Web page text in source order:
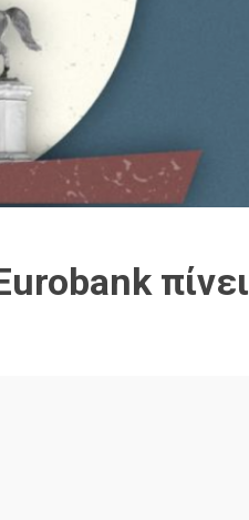
πίνει